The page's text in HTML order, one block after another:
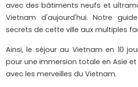
avec des bâtiments neufs et
Vietnam d'aujourd'hui. Notre
secrets de cette ville aux multiples
Ainsi, le séjour au Vietnam en 10
pour une immersion totale en Asie
avec les merveilles du Vietnam.